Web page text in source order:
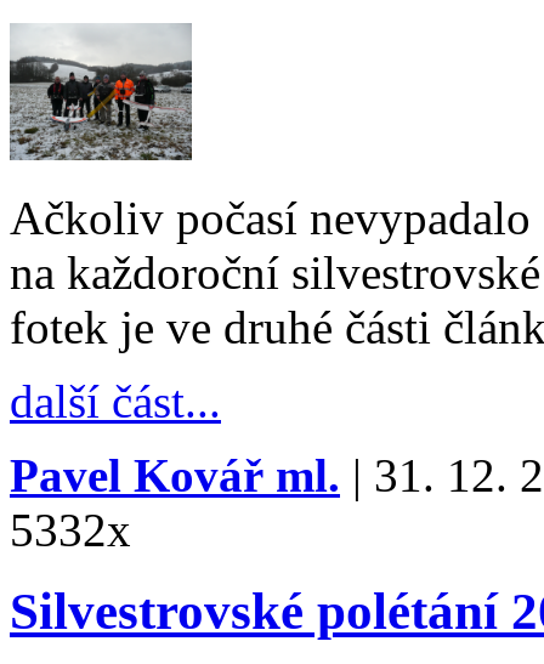
Ačkoliv počasí nevypadalo
na každoroční
fotek je ve druhé části
další část...
Pavel Kovář ml. | 31. 12.
5332x
Silvestrovské polétání